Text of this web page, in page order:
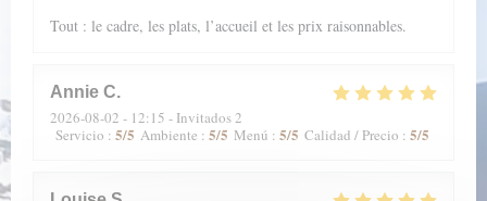
Tout : le cadre, les plats, l’accueil et les prix raisonnables.
Annie C
2026-08-02 - 12:15 - Invitados 2
Servicio : 5/5 Ambiente : 5/5 Menú : 5/5 Calidad / Precio : 5/5